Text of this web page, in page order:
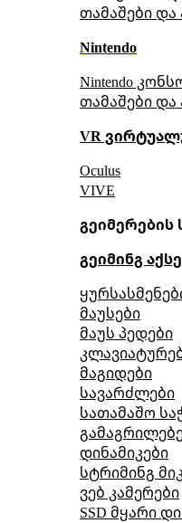
თამაშები და
Nintendo
Nintendo
თამაშები და
VR
Oculus
VIVE
გეიმერების
გეიმინგ
მაუსები
მაუს პედები
მაგიდები
სავარძლები
სათამაშო
დინამიკები
სტრიმინგ
ვებ კამერები
SSD მყარი